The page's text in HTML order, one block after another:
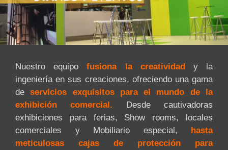
Nuestro equipofusiona la creatividady la
ingeniería en sus creaciones, ofreciendo una gama
deservicios exquisitos para el mundo de la
exhibición comercial. Desde cautivadoras
exhibiciones para ferias, Show rooms, locales
comerciales y Mobiliario especial, hasta
meticulosas cajas de protección para